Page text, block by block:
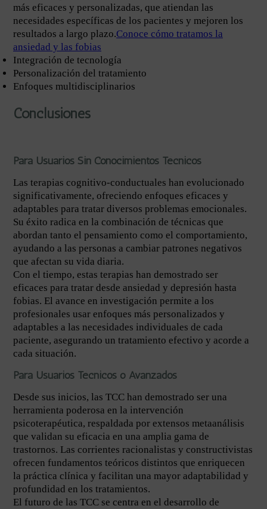
más eficaces y personalizadas, que atiendan las
necesidades específicas de los pacientes y mejoren los
resultados a largo plazo.Conoce cómo tratamos la
ansiedad y las fobias
Integración de tecnología
Personalización del tratamiento
Enfoques multidisciplinarios
Conclusiones
Para Usuarios Sin Conocimientos Técnicos
Las terapias cognitivo-conductuales han evolucionado
significativamente, ofreciendo enfoques eficaces y
adaptables para tratar diversos problemas emocionales.
Su éxito radica en la combinación de técnicas que
abordan tanto el pensamiento como el comportamiento,
ayudando a las personas a cambiar patrones negativos
que afectan su vida diaria.
Con el tiempo, estas terapias han demostrado ser
eficaces para tratar desde ansiedad y depresión hasta
fobias. El avance en investigación permite a los
profesionales usar enfoques más personalizados y
adaptables a las necesidades individuales de cada
paciente, asegurando un tratamiento efectivo y acorde a
cada situación.
Para Usuarios Técnicos o Avanzados
Desde sus inicios, las TCC han demostrado ser una
herramienta poderosa en la intervención
psicoterapéutica, respaldada por extensos metaanálisis
que validan su eficacia en una amplia gama de
trastornos. Las corrientes racionalistas y constructivistas
ofrecen fundamentos teóricos distintos que enriquecen
la práctica clínica y facilitan una mayor adaptabilidad y
profundidad en los tratamientos.
El futuro de las TCC se centra en el desarrollo de